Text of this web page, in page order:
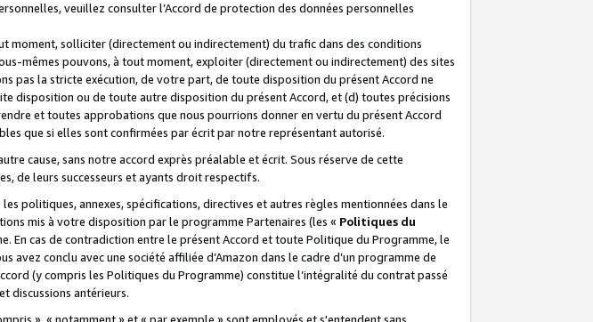
veuillez consulter l’Accord de protection des données personnelles
moment, solliciter (directement ou indirectement) du trafic dans des conditions
mêmes pouvons, à tout moment, exploiter (directement ou indirectement) des sites
pas la stricte exécution, de votre part, de toute disposition du présent Accord ne
disposition ou de toute autre disposition du présent Accord, et (d) toutes précisions
et toutes approbations que nous pourrions donner en vertu du présent Accord
que si elles sont confirmées par écrit par notre représentant autorisé.
cause, sans notre accord exprès préalable et écrit. Sous réserve de cette
de leurs successeurs et ayants droit respectifs.
politiques, annexes, spécifications, directives et autres règles mentionnées dans le
mis à votre disposition par le programme Partenaires (les « Politiques du
En cas de contradiction entre le présent Accord et toute Politique du Programme, le
conclu avec une société affiliée d’Amazon dans le cadre d’un programme de
(y compris les Politiques du Programme) constitue l’intégralité du contrat passé
discussions antérieurs.